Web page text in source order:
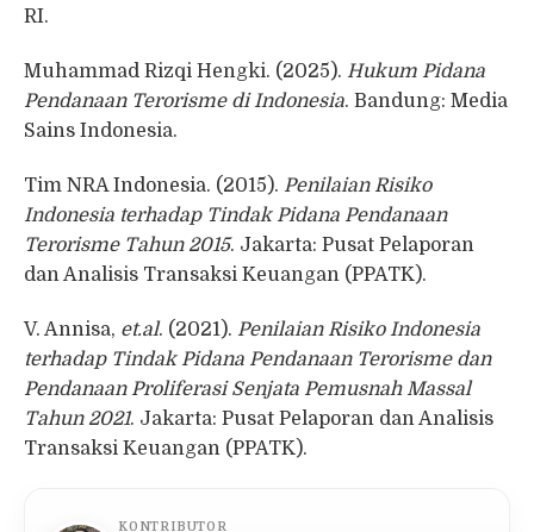
RI.
Muhammad Rizqi Hengki. (2025). Hukum Pidana
Pendanaan Terorisme di Indonesia. Bandung: Media
Sains Indonesia.
Tim NRA Indonesia. (2015). Penilaian Risiko
Indonesia terhadap Tindak Pidana Pendanaan
Terorisme Tahun 2015. Jakarta: Pusat Pelaporan
dan Analisis Transaksi Keuangan (PPATK).
V. Annisa, et.al. (2021). Penilaian Risiko Indonesia
terhadap Tindak Pidana Pendanaan Terorisme dan
Pendanaan Proliferasi Senjata Pemusnah Massal
Tahun 2021. Jakarta: Pusat Pelaporan dan Analisis
Transaksi Keuangan (PPATK).
KONTRIBUTOR